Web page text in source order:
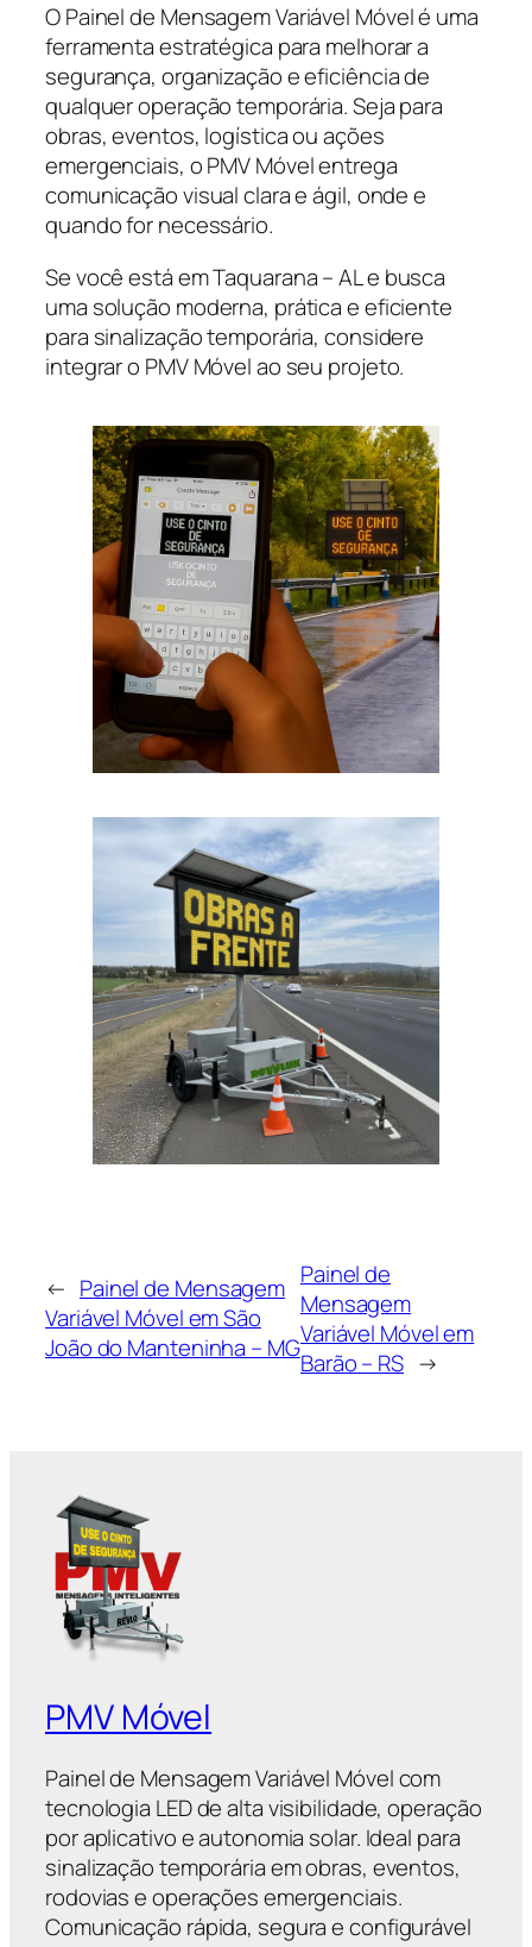
O Painel de Mensagem Variável Móvel é uma
ferramenta estratégica para melhorar a
segurança, organização e eficiência de
qualquer operação temporária. Seja para
obras, eventos, logística ou ações
emergenciais, o PMV Móvel entrega
comunicação visual clara e ágil, onde e
quando for necessário.
Se você está em Taquarana – AL e busca
uma solução moderna, prática e eficiente
para sinalização temporária, considere
integrar o PMV Móvel ao seu projeto.
← Painel de Mensagem
Variável Móvel em São
João do Manteninha – MG
Painel de
Mensagem
Variável Móvel em
Barão – RS →
PMV Móvel
Painel de Mensagem Variável Móvel com
tecnologia LED de alta visibilidade, operação
por aplicativo e autonomia solar. Ideal para
sinalização temporária em obras, eventos,
rodovias e operações emergenciais.
Comunicação rápida, segura e configurável